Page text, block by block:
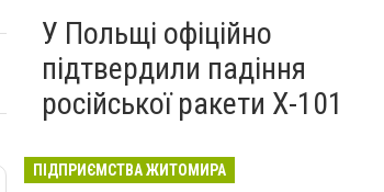
У Польщі офіційно
підтвердили падіння
російської ракети Х-101
ПІДПРИЄМСТВА ЖИТОМИРА